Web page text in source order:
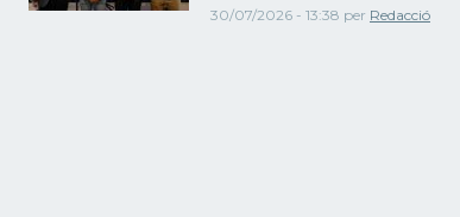
30/07/2026 - 13:38 per Redacció